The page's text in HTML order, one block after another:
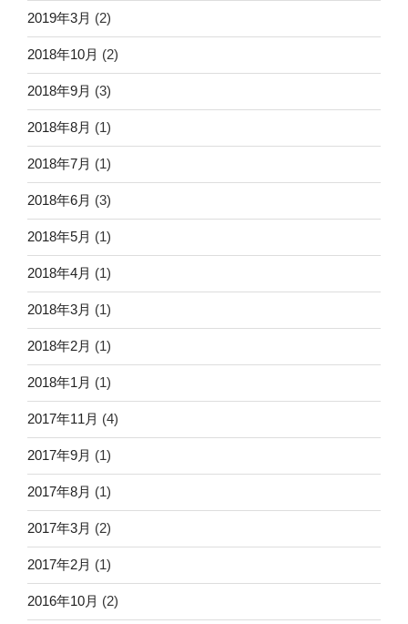
2019年3月 (2)
2018年10月 (2)
2018年9月 (3)
2018年8月 (1)
2018年7月 (1)
2018年6月 (3)
2018年5月 (1)
2018年4月 (1)
2018年3月 (1)
2018年2月 (1)
2018年1月 (1)
2017年11月 (4)
2017年9月 (1)
2017年8月 (1)
2017年3月 (2)
2017年2月 (1)
2016年10月 (2)